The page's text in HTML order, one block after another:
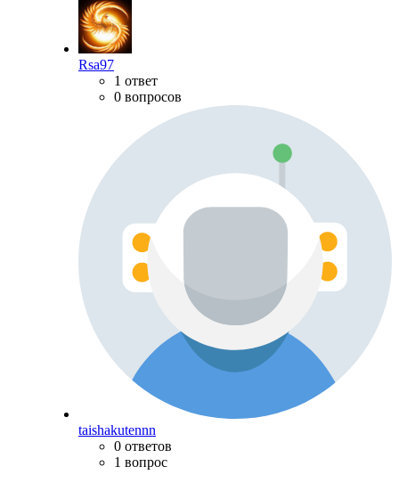
Rsa97
1 ответ
0 вопросов
taishakutennn
0 ответов
1 вопрос